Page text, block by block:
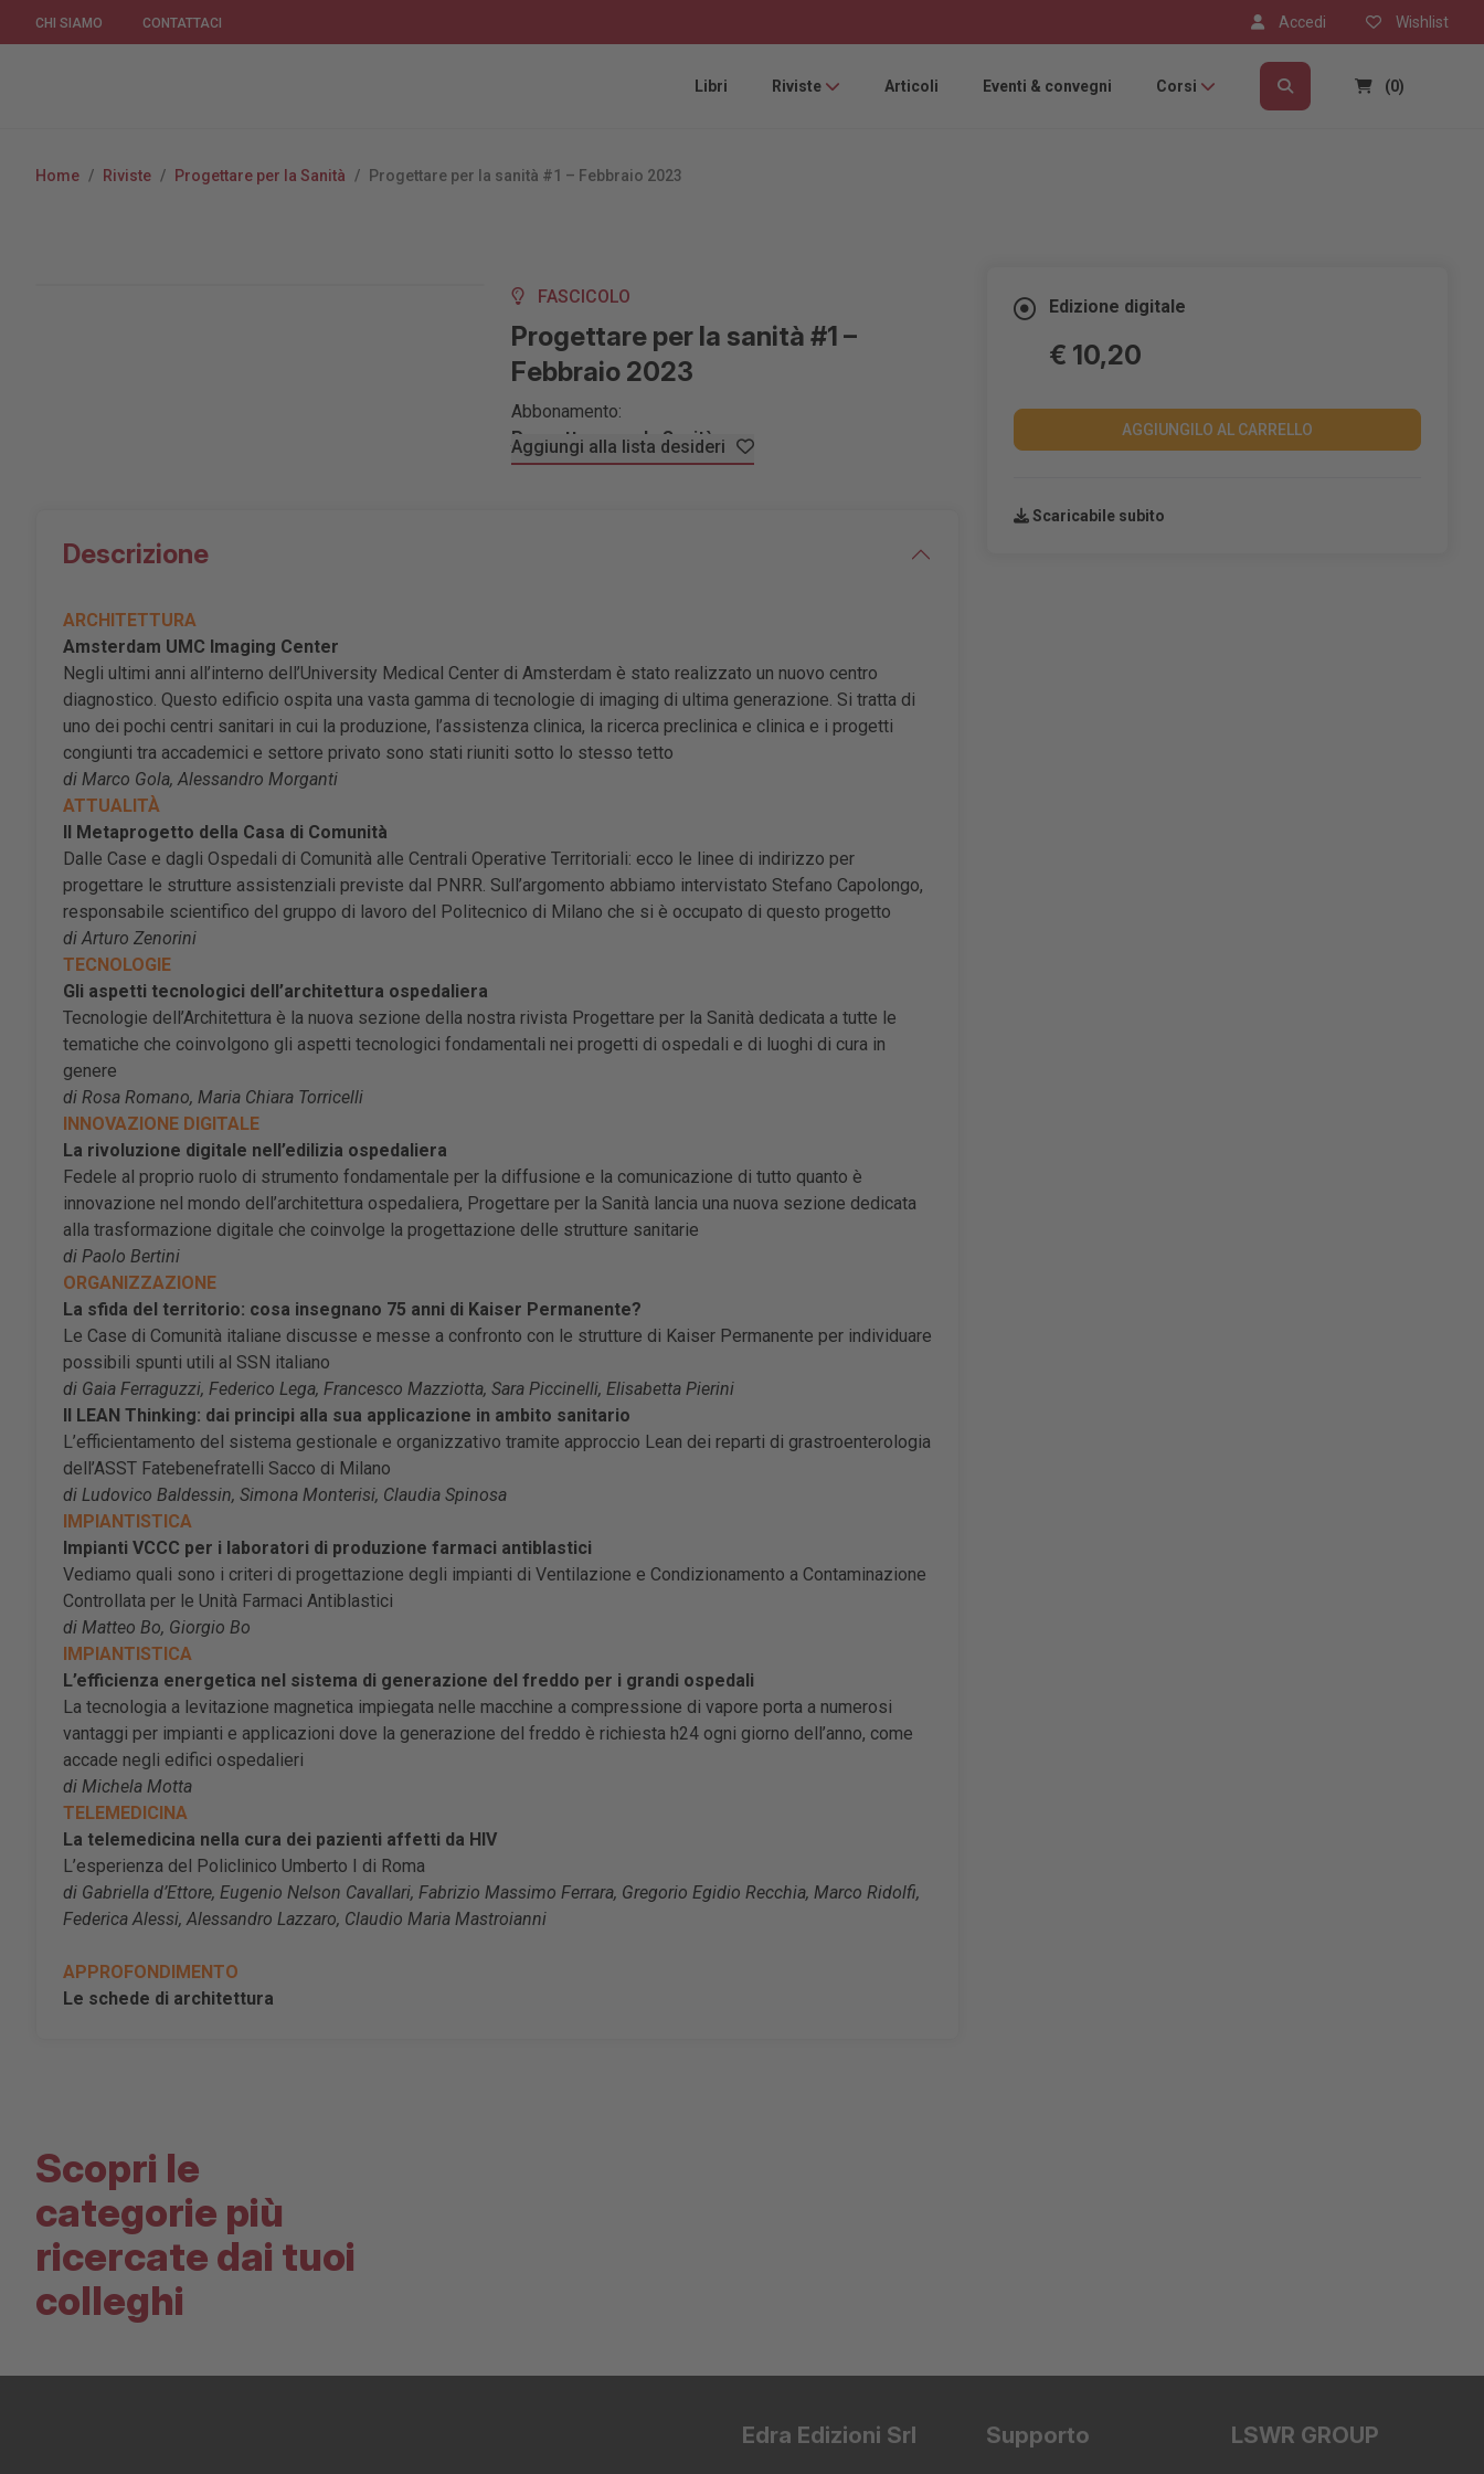
CHI SIAMO CONTATTACI Accedi Wishlist
Libri Riviste Articoli Eventi & convegni Corsi (0)
Home / Riviste / Progettare per la Sanità / Progettare per la sanità #1 – Febbraio 2023
FASCICOLO
Progettare per la sanità #1 –
Febbraio 2023
Abbonamento:
Progettare per la Sanità
Aggiungi alla lista desideri
Descrizione
ARCHITETTURA
Amsterdam UMC Imaging Center
Negli ultimi anni all’interno dell’University Medical Center di Amsterdam è stato realizzato un nuovo centro
diagnostico. Questo edificio ospita una vasta gamma di tecnologie di imaging di ultima generazione. Si tratta di
uno dei pochi centri sanitari in cui la produzione, l’assistenza clinica, la ricerca preclinica e clinica e i progetti
congiunti tra accademici e settore privato sono stati riuniti sotto lo stesso tetto
di Marco Gola, Alessandro Morganti
ATTUALITÀ
Il Metaprogetto della Casa di Comunità
Dalle Case e dagli Ospedali di Comunità alle Centrali Operative Territoriali: ecco le linee di indirizzo per
progettare le strutture assistenziali previste dal PNRR. Sull’argomento abbiamo intervistato Stefano Capolongo,
responsabile scientifico del gruppo di lavoro del Politecnico di Milano che si è occupato di questo progetto
di Arturo Zenorini
TECNOLOGIE
Gli aspetti tecnologici dell’architettura ospedaliera
Tecnologie dell’Architettura è la nuova sezione della nostra rivista Progettare per la Sanità dedicata a tutte le
tematiche che coinvolgono gli aspetti tecnologici fondamentali nei progetti di ospedali e di luoghi di cura in
genere
di Rosa Romano, Maria Chiara Torricelli
INNOVAZIONE DIGITALE
La rivoluzione digitale nell’edilizia ospedaliera
Fedele al proprio ruolo di strumento fondamentale per la diffusione e la comunicazione di tutto quanto è
innovazione nel mondo dell’architettura ospedaliera, Progettare per la Sanità lancia una nuova sezione dedicata
alla trasformazione digitale che coinvolge la progettazione delle strutture sanitarie
di Paolo Bertini
ORGANIZZAZIONE
La sfida del territorio: cosa insegnano 75 anni di Kaiser Permanente?
Le Case di Comunità italiane discusse e messe a confronto con le strutture di Kaiser Permanente per individuare
possibili spunti utili al SSN italiano
di Gaia Ferraguzzi, Federico Lega, Francesco Mazziotta, Sara Piccinelli, Elisabetta Pierini
Il LEAN Thinking: dai principi alla sua applicazione in ambito sanitario
L’efficientamento del sistema gestionale e organizzativo tramite approccio Lean dei reparti di grastroenterologia
dell’ASST Fatebenefratelli Sacco di Milano
di Ludovico Baldessin, Simona Monterisi, Claudia Spinosa
IMPIANTISTICA
Impianti VCCC per i laboratori di produzione farmaci antiblastici
Vediamo quali sono i criteri di progettazione degli impianti di Ventilazione e Condizionamento a Contaminazione
Controllata per le Unità Farmaci Antiblastici
di Matteo Bo, Giorgio Bo
IMPIANTISTICA
L’efficienza energetica nel sistema di generazione del freddo per i grandi ospedali
La tecnologia a levitazione magnetica impiegata nelle macchine a compressione di vapore porta a numerosi
vantaggi per impianti e applicazioni dove la generazione del freddo è richiesta h24 ogni giorno dell’anno, come
accade negli edifici ospedalieri
di Michela Motta
TELEMEDICINA
La telemedicina nella cura dei pazienti affetti da HIV
L’esperienza del Policlinico Umberto I di Roma
di Gabriella d’Ettore, Eugenio Nelson Cavallari, Fabrizio Massimo Ferrara, Gregorio Egidio Recchia, Marco Ridolfi,
Federica Alessi, Alessandro Lazzaro, Claudio Maria Mastroianni
APPROFONDIMENTO
Le schede di architettura
Edizione digitale
€ 10,20
AGGIUNGILO AL CARRELLO
Scaricabile subito
Scopri le
categorie più
ricercate dai tuoi
colleghi
Edra Edizioni Srl Supporto LSWR GROUP